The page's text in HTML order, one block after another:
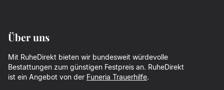
Über uns
Mit RuheDirekt bieten wir bundesweit würdevolle
Bestattungen zum günstigen Festpreis an. RuheDirekt
ist ein Angebot von der Funeria Trauerhilfe.